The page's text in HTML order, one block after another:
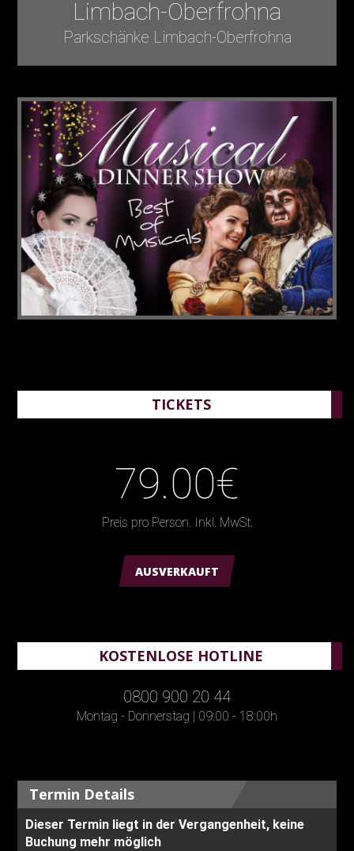
Limbach-Oberfrohna
Parkschänke Limbach-Oberfrohna
TICKETS
79.00€
Preis pro Person. Inkl. MwSt.
AUSVERKAUFT
KOSTENLOSE HOTLINE
0800 900 20 44
Montag - Donnerstag | 09:00 - 18:00h
Termin Details
Dieser Termin liegt in der Vergangenheit, keine
Buchung mehr möglich